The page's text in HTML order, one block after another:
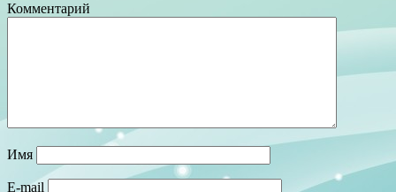
Комментарий
Имя
E-mail